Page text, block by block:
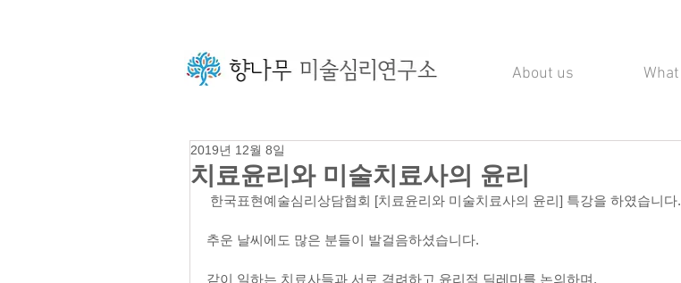
About us What
치료윤리와 미술치료사의 윤리
2019년 12월 8일
한국표현예술심리상담협회 [치료윤리와 미술치료사의 윤리] 특강을 하였습니다.
추운 날씨에도 많은 분들이 발걸음하셨습니다.
같이 일하는 치료사들과 서로 격려하고 윤리적 딜레마를 논의하며,